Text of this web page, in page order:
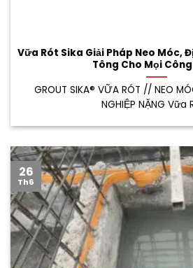
Vữa Rót Sika Giải Pháp Neo Móc,
Tông Cho Mọi
GROUT SIKA® VỮA RÓT // NEO
NGHIỆP NẶNG Vữa
26
Th6